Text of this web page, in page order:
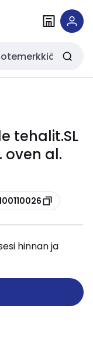
tehalit.SL
oven al.
hinnan ja